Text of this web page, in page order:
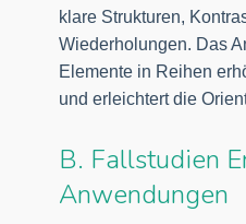
klare Strukturen,
Wiederholungen. Das
Elemente in Reihen
und erleichtert die
B. Fallstudien
Anwendungen